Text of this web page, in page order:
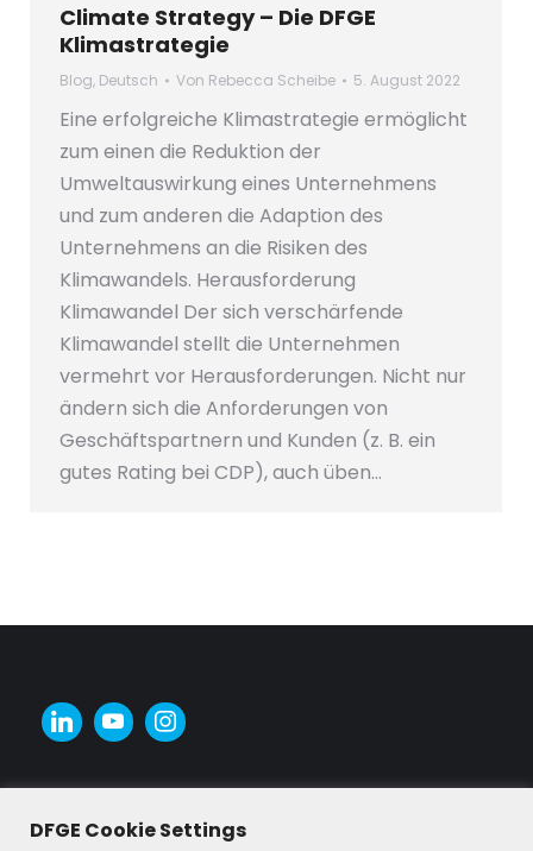
Climate Strategy – Die DFGE
Klimastrategie
Blog, Deutsch Von Rebecca Scheibe 5. August 2022
Eine erfolgreiche Klimastrategie ermöglicht
zum einen die Reduktion der
Umweltauswirkung eines Unternehmens
und zum anderen die Adaption des
Unternehmens an die Risiken des
Klimawandels. Herausforderung
Klimawandel Der sich verschärfende
Klimawandel stellt die Unternehmen
vermehrt vor Herausforderungen. Nicht nur
ändern sich die Anforderungen von
Geschäftspartnern und Kunden (z. B. ein
gutes Rating bei CDP), auch üben…
DFGE Cookie Settings